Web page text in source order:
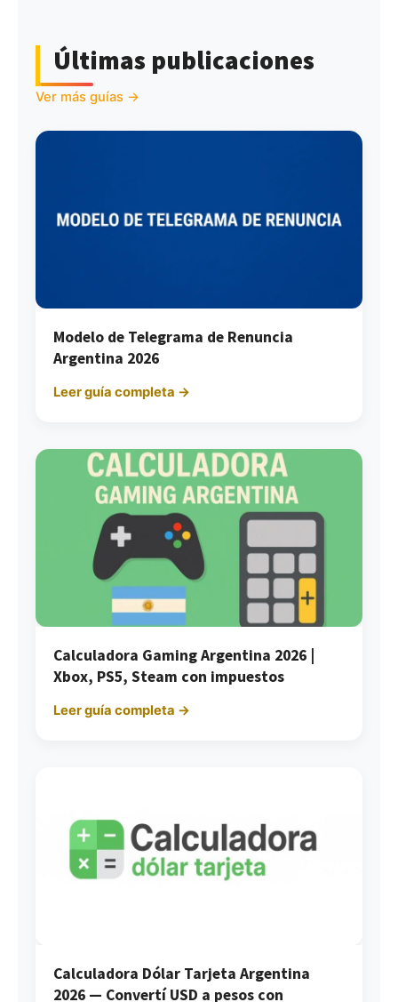
Últimas publicaciones
Ver más guías →
Modelo de Telegrama de Renuncia
Argentina 2026
Leer guía completa →
Calculadora Gaming Argentina 2026 |
Xbox, PS5, Steam con impuestos
Leer guía completa →
Calculadora Dólar Tarjeta Argentina
2026 — Convertí USD a pesos con